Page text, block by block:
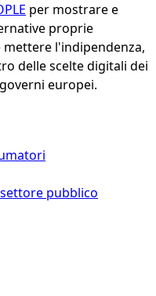
per mostrare e
proprie
mettere l'indipendenza,
delle scelte digitali dei
europei.
pubblico